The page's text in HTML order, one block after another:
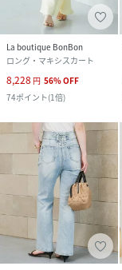
La boutique BonBon
ロング・マキシスカート
8,228 円 56%OFF
74ポイント(1倍)